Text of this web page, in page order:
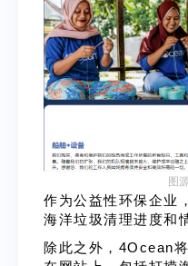
图
作为公益性环保企业
海洋垃圾清理进度和
除此之外，4Ocean